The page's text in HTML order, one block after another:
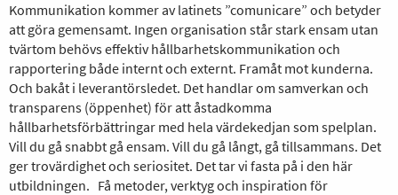
Kommunikation kommer av latinets ”comunicare” och betyder
att göra gemensamt. Ingen organisation står stark ensam utan
tvärtom behövs effektiv hållbarhetskommunikation och
rapportering både internt och externt. Framåt mot kunderna.
Och bakåt i leverantörsledet. Det handlar om samverkan och
transparens (öppenhet) för att åstadkomma
hållbarhetsförbättringar med hela värdekedjan som spelplan.
Vill du gå snabbt gå ensam. Vill du gå långt, gå tillsammans. Det
ger trovärdighet och seriositet. Det tar vi fasta på i den här
utbildningen. Få metoder, verktyg och inspiration för